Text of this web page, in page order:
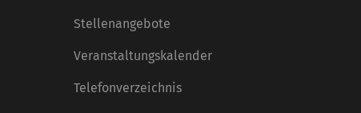
Stellenangebote
Veranstaltungskalender
Telefonverzeichnis